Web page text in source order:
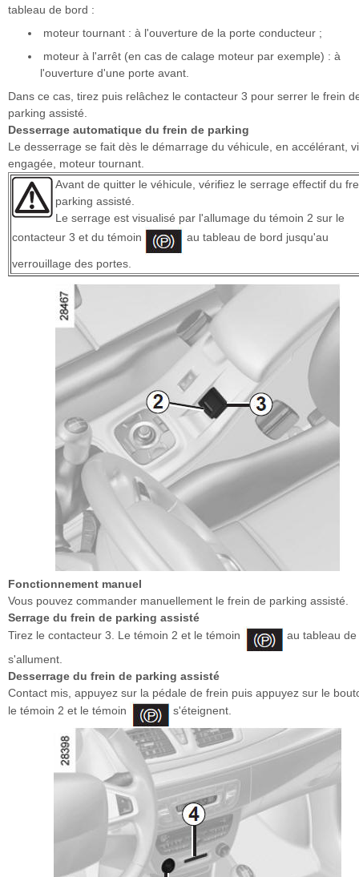
tableau de bord :
moteur tournant : à l'ouverture de la porte conducteur ;
moteur à l'arrêt (en cas de calage moteur par exemple) : à
l'ouverture d'une porte avant.
Dans ce cas, tirez puis relâchez le contacteur 3 pour serrer le frein
parking assisté.
Desserrage automatique du frein de parking
Le desserrage se fait dès le démarrage du véhicule, en accélérant,
engagée, moteur tournant.
Avant de quitter le véhicule, vérifiez le serrage effectif du
parking assisté.
Le serrage est visualisé par l'allumage du témoin 2 sur le
contacteur 3 et du témoin
au tableau de bord jusqu'au
verrouillage des portes.
Fonctionnement manuel
Vous pouvez commander manuellement le frein de parking assisté.
Serrage du frein de parking assisté
Tirez le contacteur 3. Le témoin 2 et le témoin
au tableau
s'allument.
Desserrage du frein de parking assisté
Contact mis, appuyez sur la pédale de frein puis appuyez sur le
le témoin 2 et le témoin
s'éteignent.